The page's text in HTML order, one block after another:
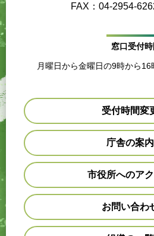
FAX：04-2954-
窓口受付時
月曜日から金曜日の9時から
受付時間変
庁舎の案内
市役所へのア
お問い合わ